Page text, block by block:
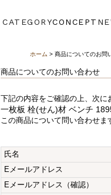
CATEGORYCONCEPT
ホーム > 商品についてのお問
商品についてのお問い合わせ
下記の内容をご確認の上、次に
一枚板 栓(せん)材 ベンチ
この商品について問い合わせま
氏名
Eメールアドレス
Eメールアドレス（確認）